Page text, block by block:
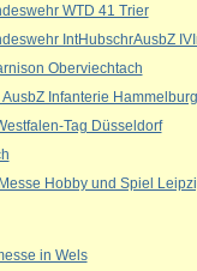
WTD 41 Trier
IntHubschrAusbZ
Oberviechtach
Infanterie Hammelburg
Tag Düsseldorf
Hobby und Spiel
in Wels